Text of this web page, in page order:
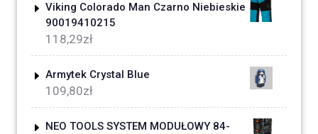
Viking Colorado Man Czarno Niebieskie
90019410215
118,29zł
Armytek Crystal Blue
109,80zł
NEO TOOLS SYSTEM MODUŁOWY 84-